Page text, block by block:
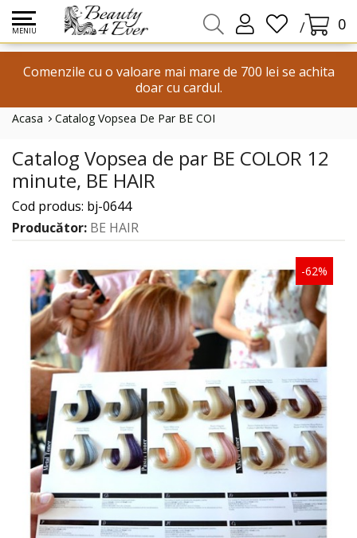
MENIU / 0
Comenzile cu o valoare mai mare de 700 lei se achita
doar cu cardul.
Acasa Catalog Vopsea De Par BE COLOR 12 Minute, BE HAIR
Catalog Vopsea de par BE COLOR 12
minute, BE HAIR
Cod produs: bj-0644
Producător: BE HAIR
-62%